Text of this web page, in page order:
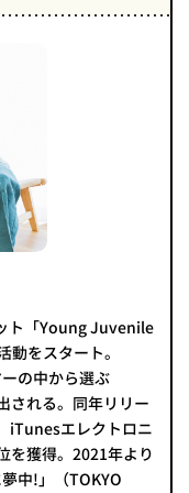
ト「Young Juvenile
をスタート。
の中から選ぶ
される。同年リリー
iTunesエレクトロニ
を獲得。2021年より
中!」（TOKYO